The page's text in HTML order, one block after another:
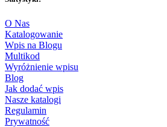
O Nas
Katalogowanie
Wpis na Blogu
Multikod
Wyróżnienie wpisu
Blog
Jak dodać wpis
Nasze katalogi
Regulamin
Prywatność